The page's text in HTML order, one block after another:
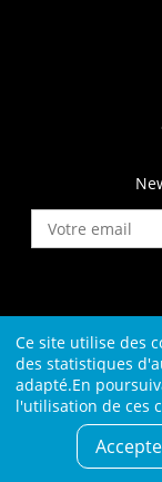
Ce site utilise des
des statistiques
adapté.En
l'utilisation de ces
Contact
Cookies et
© L4M -